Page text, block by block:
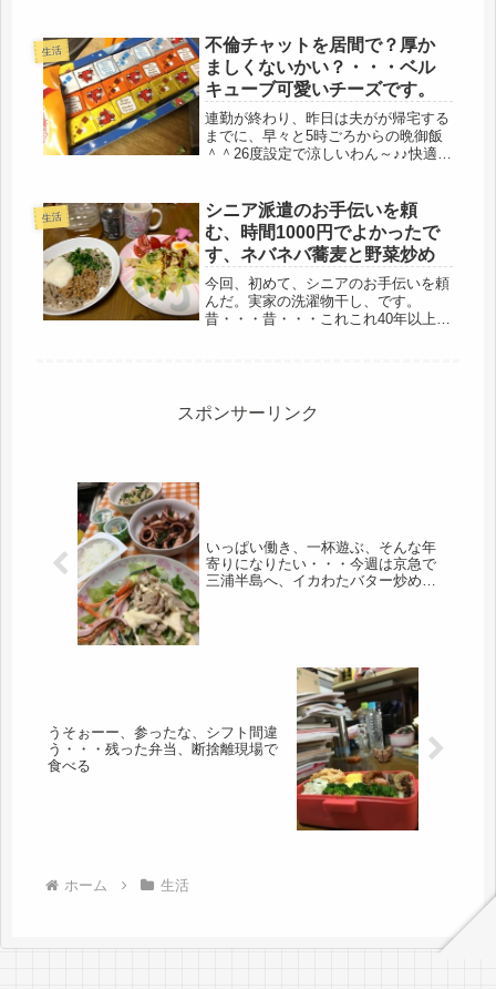
ら追突され、数メートル吹っ飛んだ事
件。打ちどころが悪ければ、憧れの不
労...
生活
不倫チャットを居間で？厚か
ましくないかい？・・・ベル
キューブ可愛いチーズです。
連勤が終わり、昨日は夫がが帰宅する
までに、早々と5時ごろからの晩御飯
＾＾26度設定で涼しいわん～♪♪快適だ
ました。娘は最近、残業が多く、朝か
ら晩まで重労働に立ち仕事、かなり...
生活
シニア派遣のお手伝いを頼
む、時間1000円でよかったで
す、ネバネバ蕎麦と野菜炒め
今回、初めて、シニアのお手伝いを頼
んだ。実家の洗濯物干し、です。
昔・・・昔・・・これこれ40年以上使
っては、...
スポンサーリンク
いっぱい働き、一杯遊ぶ、そんな年
寄りになりたい・・・今週は京急で
三浦半島へ、イカわたバター炒め作
うそぉーー、参ったな、シフト間違
う・・・残った弁当、断捨離現場で
食べる
ホーム 生活